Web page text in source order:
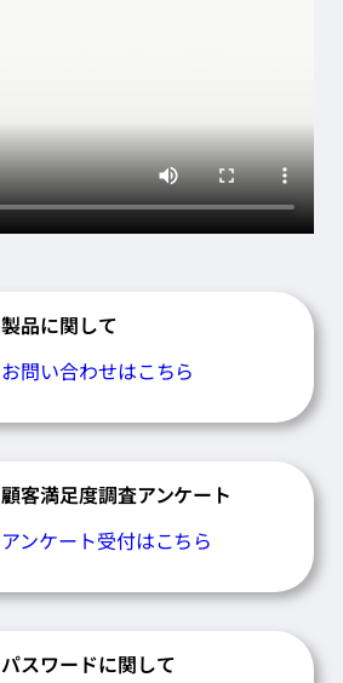
製品に関して
お問い合わせはこちら
顧客満足度調査アンケート
アンケート受付はこちら
パスワードに関して